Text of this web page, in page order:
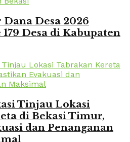
Desa 2026
Desa di Kabupaten
Tinjau Lokasi
di Bekasi Timur,
dan Penanganan